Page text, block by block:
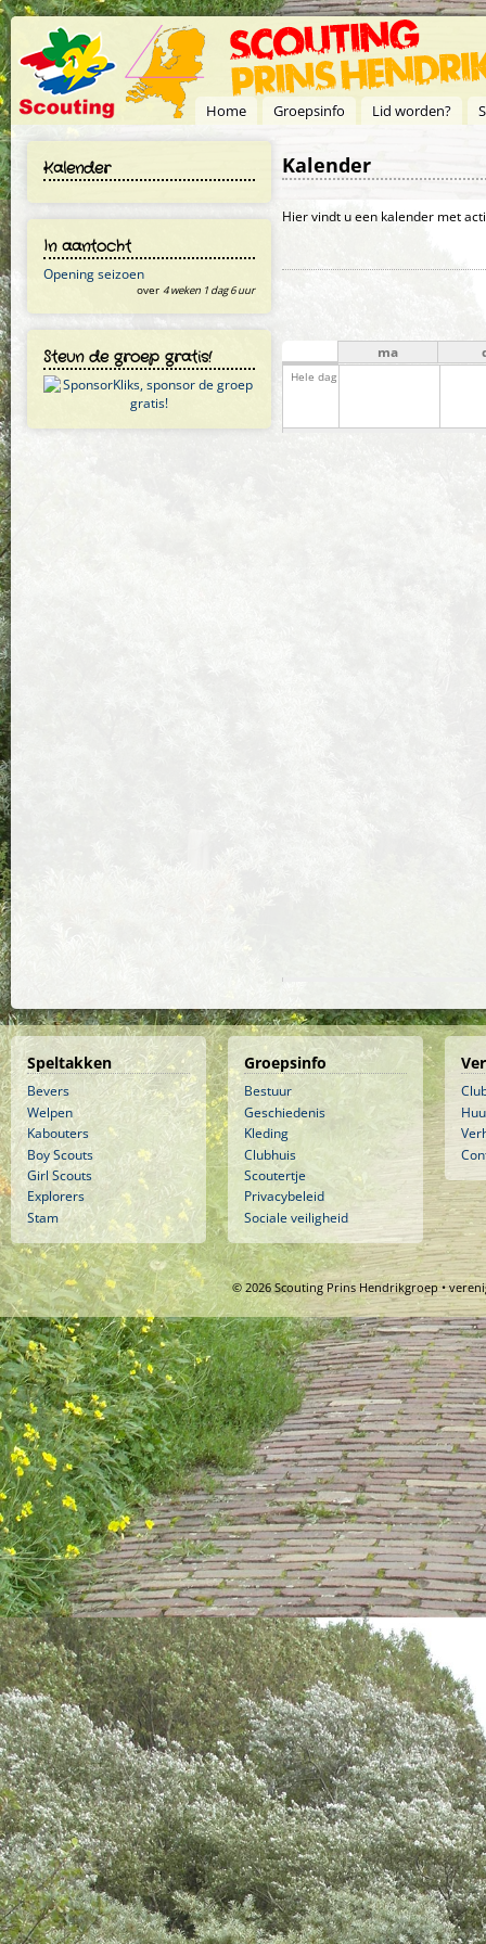
Overslaan en naar de inhoud gaan
Home Groepsinfo Lid worden?
Kalender
In aantocht
Opening seizoen
over 4 weken 1 dag 6 uur
Steun de groep gratis!
Kalender
Primaire tabs
Hier vindt u een kalender met
ma
Hele dag
Speltakken
Bevers
Welpen
Kabouters
Boy Scouts
Girl Scouts
Explorers
Stam
Groepsinfo
Bestuur
Geschiedenis
Kleding
Clubhuis
Scoutertje
Privacybeleid
Sociale veiligheid
© 2026 Scouting Prins Hendrikgroep •